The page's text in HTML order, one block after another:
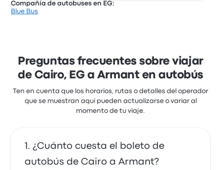
los boletos y el personal, pero a menudo se quejaron
de el wifi. Los precios de los boletos de Blue Bus en
Super Jet ofrece 1 autobuses diarios de Cairo a
de 6 horas.
Compañía de autobuses en EG:
Blue Bus
Preguntas frecuentes sobre viajar
de Cairo, EG a Armant en autobús
Ten en cuenta que los horarios, rutas o detalles del operador
que se muestran aquí pueden actualizarse o variar al
momento de tu viaje.
¿Cuánto cuesta el boleto de
autobús de Cairo a Armant?